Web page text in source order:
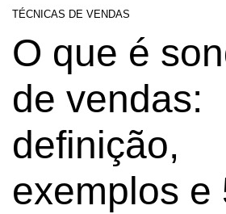
TÉCNICAS DE VENDAS
O que é
de vendas:
definição,
exemplos e